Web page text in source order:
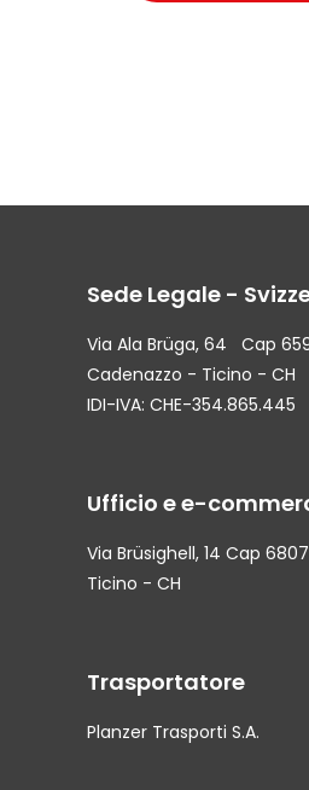
Sede Legale -
Via Ala Brüga, 64 Cap
Cadenazzo - Ticino - CH
IDI-IVA: CHE-354.865.445
Ufficio e e-
Via Brüsighell, 14 Cap
Ticino - CH
Trasportatore
Planzer Trasporti S.A.